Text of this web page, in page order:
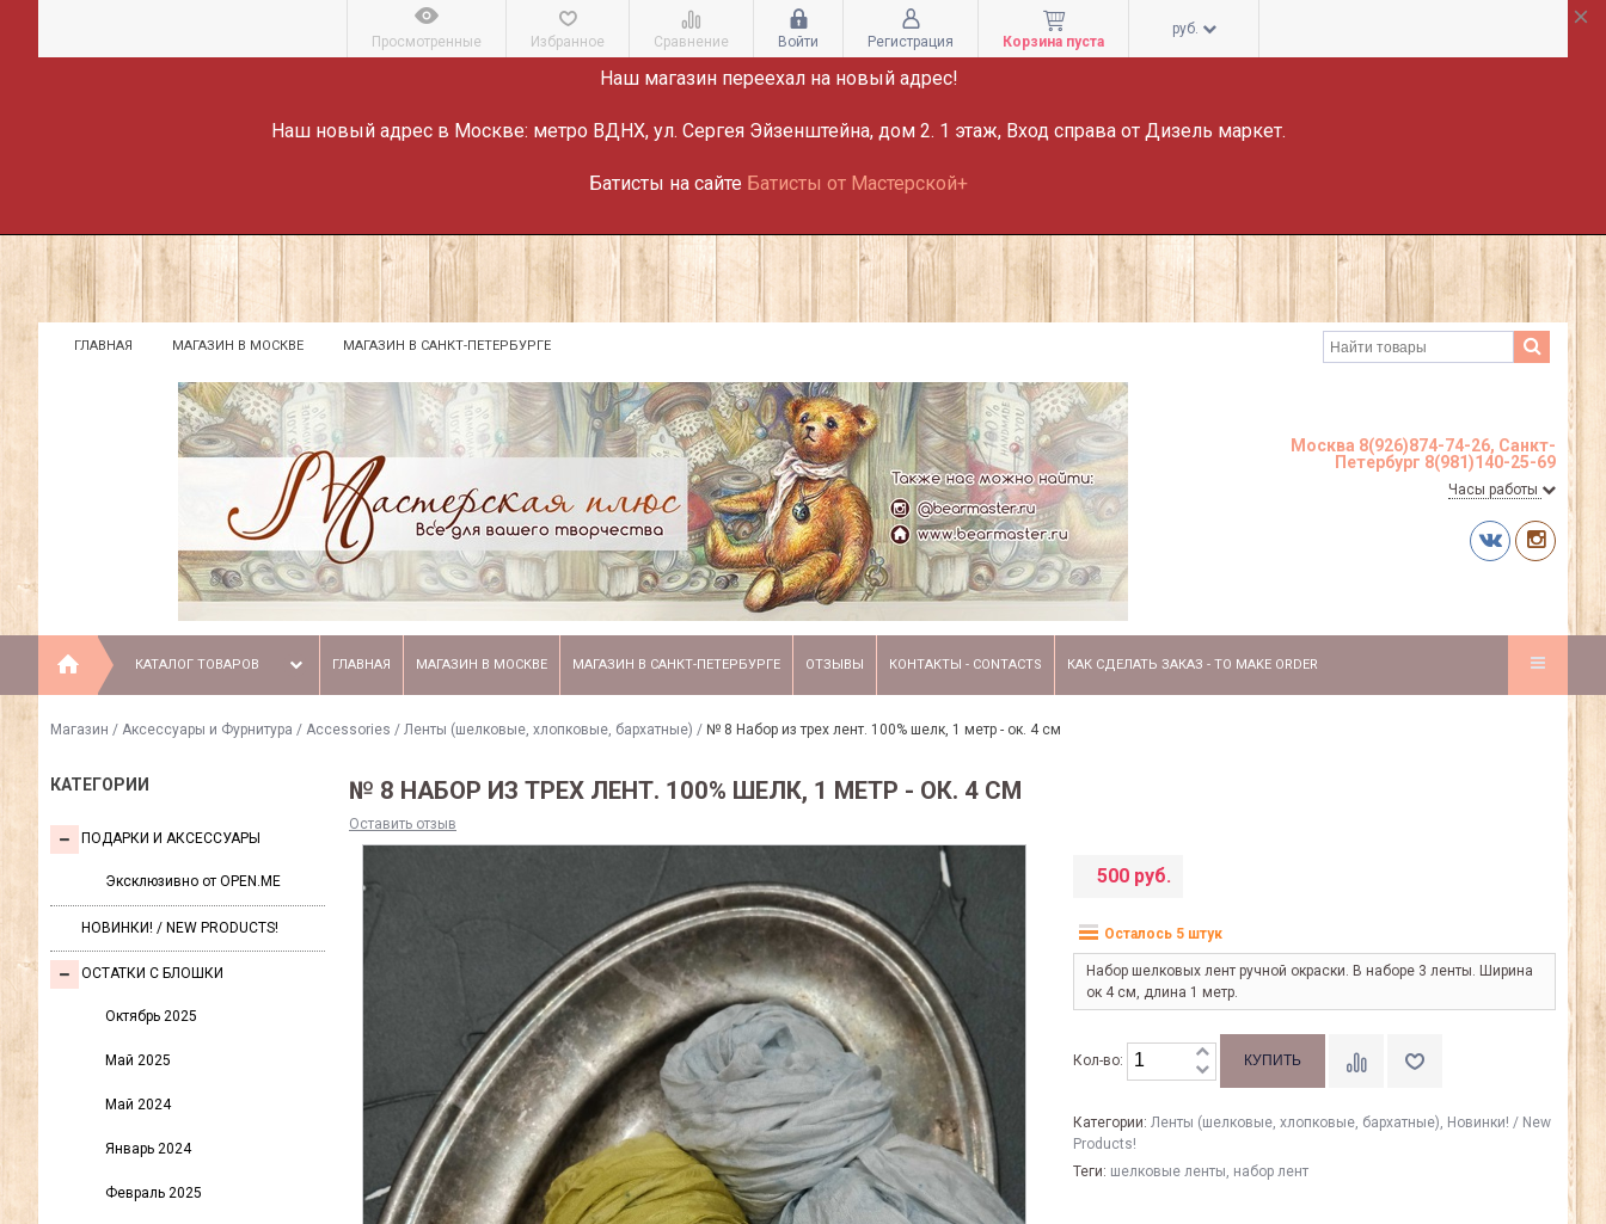
ВНИМАНИЕ!
Наш магазин переехал на новый адрес!
Наш новый адрес в Москве: метро ВДНХ, ул. Сергея Эйзенштейна, дом 2. 1 этаж, Вход справа от Дизель маркет.
Батисты на сайте Батисты от Мастерской+
Просмотренные Избранное Сравнение Войти Регистрация Корзина пуста
руб.
ГЛАВНАЯ МАГАЗИН В МОСКВЕ МАГАЗИН В САНКТ-ПЕТЕРБУРГЕ
Москва 8(926)874-74-26, Санкт-
Петербург 8(981)140-25-69
Часы работы
КАТАЛОГ ТОВАРОВ ГЛАВНАЯ МАГАЗИН В МОСКВЕ МАГАЗИН В САНКТ-ПЕТЕРБУРГЕ ОТЗЫВЫ КОНТАКТЫ - CONTACTS КАК СДЕЛАТЬ ЗАКАЗ - TO MAKE ORDER
Магазин / Аксессуары и Фурнитура / Accessories / Ленты (шелковые, хлопковые, бархатные) / № 8 Набор из трех лент. 100% шелк, 1 метр - ок. 4 см
КАТЕГОРИИ
ПОДАРКИ И АКСЕССУАРЫ
Эксклюзивно от OPEN.ME
НОВИНКИ! / NEW PRODUCTS!
ОСТАТКИ С БЛОШКИ
Октябрь 2025
Май 2025
Май 2024
Январь 2024
Февраль 2025
№ 8 НАБОР ИЗ ТРЕХ ЛЕНТ. 100% ШЕЛК, 1 МЕТР - ОК. 4 СМ
Оставить отзыв
500 руб.
Осталось 5 штук
Набор шелковых лент ручной окраски. В наборе 3 ленты. Ширина
ок 4 см, длина 1 метр.
Кол-во:
Категории: Ленты (шелковые, хлопковые, бархатные), Новинки! / New
Products!
Теги: шелковые ленты, набор лент